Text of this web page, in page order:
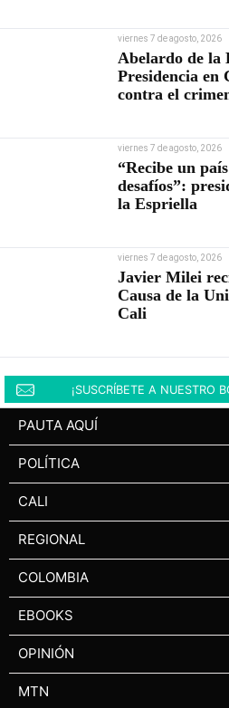
viernes 7 de agosto, 2026
Abelardo de la
Presidencia en
contra el
viernes 7 de agosto, 2026
“Recibe un
desafíos”:
la Espriella
viernes 7 de agosto, 2026
Javier Milei
Causa de la
Cali
¡SUSCRÍBETE A NUESTRO
PAUTA AQUÍ
POLÍTICA
CALI
REGIONAL
COLOMBIA
EBOOKS
OPINIÓN
MTN